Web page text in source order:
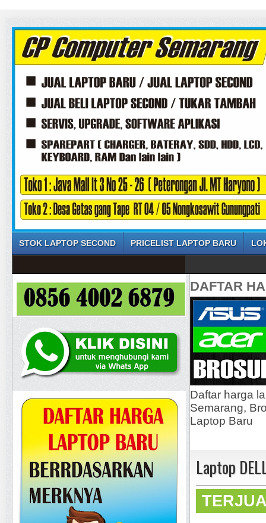
STOK LAPTOP SECOND PRICELIST LAPTOP BARU
DAFTAR
Daftar harga
Semarang,
Laptop Baru
Laptop